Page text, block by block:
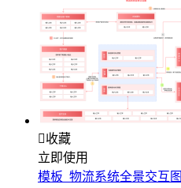
收藏
立即使用
模板_物流系统全景交互图